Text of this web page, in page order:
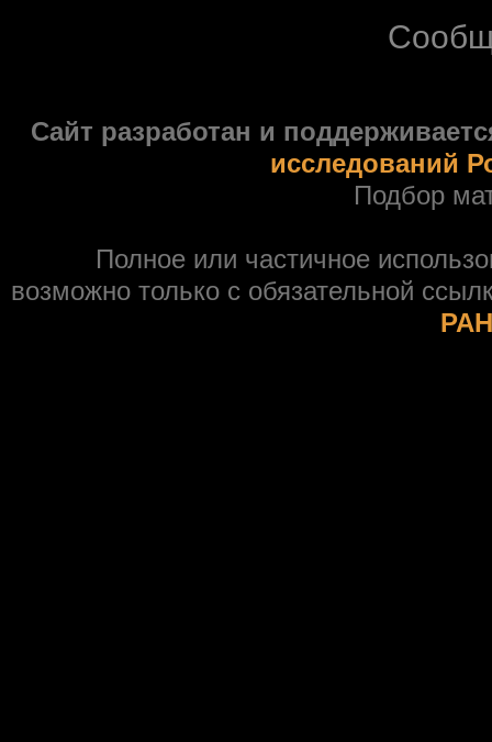
Сайт разработан и
исследований
Подбор
Полное или частичное
возможно только с обязательной